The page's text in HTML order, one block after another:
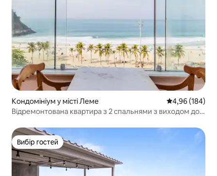
Кондомініум у місті Леме Середня
4,96 (184)
Відремонтована квартира з 2 спальнями з виходом до
Вибір гостей
Вибір гостей